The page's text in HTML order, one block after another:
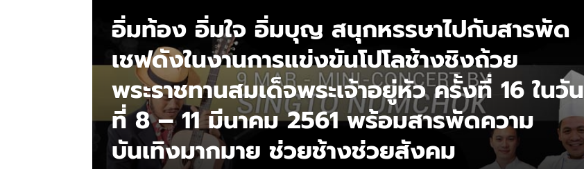
อิ่มท้อง อิ่มใจ อิ่มบุญ สนุกหรรษาไปกับสารพัด
เชฟดังในงานการแข่งขันโปโลช้างชิงถ้วย
พระราชทานสมเด็จพระเจ้าอยู่หัว ครั้งที่ 16 ในวัน
ที่ 8 – 11 มีนาคม 2561 พร้อมสารพัดความ
บันเทิงมากมาย ช่วยช้างช่วยสังคม